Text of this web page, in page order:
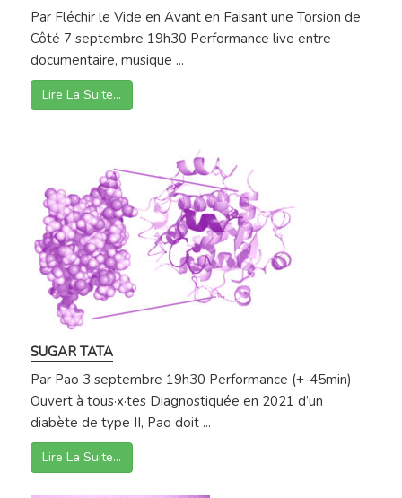
Par Fléchir le Vide en Avant en Faisant une Torsion de
Côté 7 septembre 19h30 Performance live entre
documentaire, musique ...
Lire La Suite…
SUGAR TATA
Par Pao 3 septembre 19h30 Performance (+-45min)
Ouvert à tous·x·tes Diagnostiquée en 2021 d’un
diabète de type II, Pao doit ...
Lire La Suite…